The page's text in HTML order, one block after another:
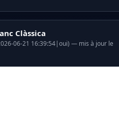
Clàssica
06-21 16:39:54|oui) — mis à jour le